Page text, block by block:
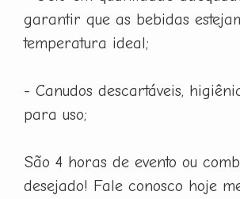
garantir que as bebidas
temperatura ideal;
- Canudos descartáveis,
para uso;
São 4 horas de evento ou
desejado! Fale conosco hoje